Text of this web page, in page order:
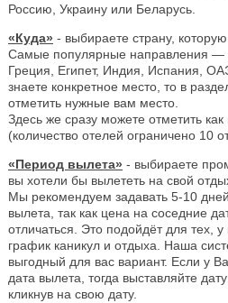
Россию, Украину или Беларусь.
«Куда» - выбираете страну, которую
Самые популярные направления —
Греция, Египет, Индия, Испания,
знаете конкретное место, то в
отметить нужные вам место.
Здесь же сразу можете отметить как
(количество отелей ограничено 10
«Период вылета» - выбираете
вы хотели бы вылететь на свой
Мы рекомендуем задавать 5-10
вылета, так как цена на соседние
отличаться. Это подойдёт для тех,
график каникул и отдыха. Наша
выгодный для вас вариант. Если у
дата вылета, тогда выставляйте
кликнув на свою дату.